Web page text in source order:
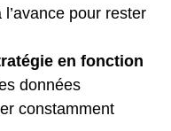
pour rester
en fonction
données
constamment